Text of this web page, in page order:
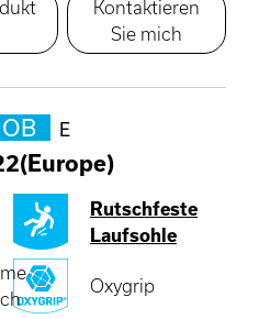
Kontaktieren
Sie mich
OB E
Rutschfeste
Laufsohle
Oxygrip